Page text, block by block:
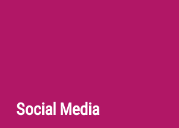
Social Media